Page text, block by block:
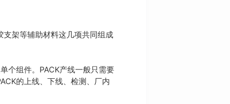
支架等辅助材料这几项共同组成
个组件。PACK产线一般只需要
的上线、下线、检测、厂内